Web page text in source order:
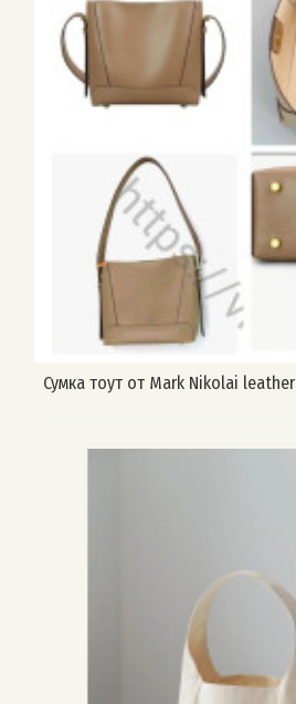
Сумка тоут от Mark Nikolai leather